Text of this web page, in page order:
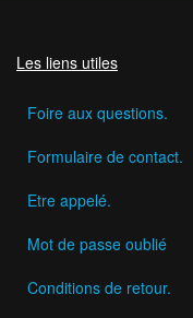
Les liens utiles
Foire aux questions.
Formulaire de contact.
Etre appelé.
Mot de passe oublié
Conditions de retour.